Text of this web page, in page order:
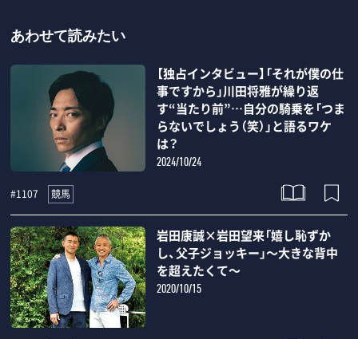
あわせて読みたい
【独占インタビュー】「それが僕の仕
事ですから」川田将雅が繰り返
す“当たり前”…自分の騎乗を「つま
らないでしょう（笑）」と語るワケ
は？
2024/10/24
#1107 競馬
岩田康誠×岩田望来「嬉し恥ずか
し、父子ジョッキー」～大きな背中
を超えたくて～
2020/10/15